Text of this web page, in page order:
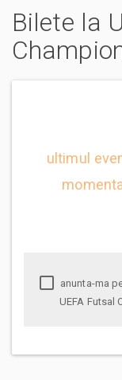
Bilete la
ultimul
UEFA Futsal